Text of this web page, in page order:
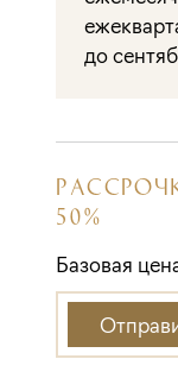
до
50%
Базовая